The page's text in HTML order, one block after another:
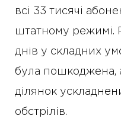
всі 33 тисячі
штатному режимі.
днів у складних
була пошкоджена,
ділянок
обстрілів.